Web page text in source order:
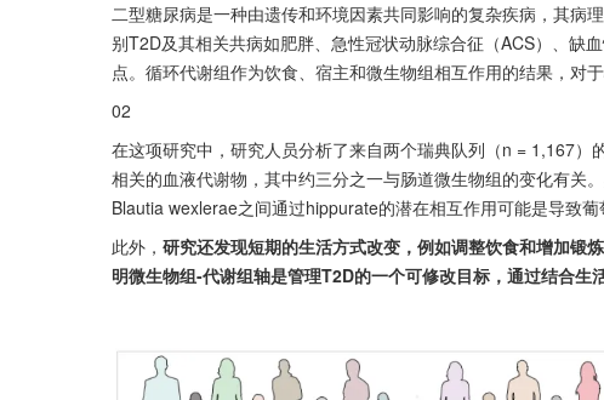
二型糖尿病是一种由遗传和环境因素共同影响的复杂疾病，其病
别T2D及其相关共病如肥胖、急性冠状动脉综合征（ACS）、缺
点。循环代谢组作为饮食、宿主和微生物组相互作用的结果，对
02
在这项研究中，研究人员分析了来自两个瑞典队列（n = 1,167
相关的血液代谢物，其中约三分之一与肠道微生物组的变化有关
Blautia wexlerae之间通过hippurate的潜在相互作用可能是导致葡
此外， 研究还发现短期的生活方式改变，例如调整饮食和增加锻
明微生物组-代谢组轴是管理T2D的一个可修改目标，通过结合生